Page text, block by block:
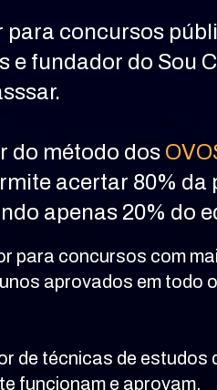
para concursos
e fundador do Sou
do método dos
acertar 80% da
apenas 20% do
para concursos com
aprovados em todo o
de técnicas de estudos
funcionam e aprovam.